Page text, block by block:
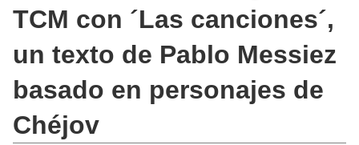
TCM con ´Las canciones´,
un texto de Pablo Messiez
basado en personajes de
Chéjov